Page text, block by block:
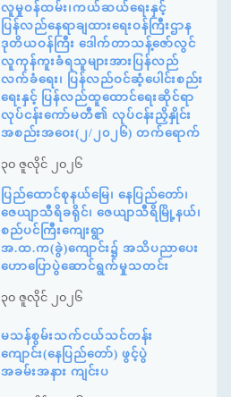
လူမှုဝန်ထမ်း၊ကယ်ဆယ်ရေးနှင့်
ပြန်လည်နေရာချထားရေးဝန်ကြီးဌာန
ဒုတိယဝန်ကြီး ဒေါက်တာသန့်ဇော်လွင်
လူကုန်ကူးခံရသူများအားပြန်လည်
လက်ခံရေး၊ ပြန်လည်ဝင်ဆံ့ပေါင်းစည်း
ရေးနှင့် ပြန်လည်ထူထောင်ရေးဆိုင်ရာ
လုပ်ငန်းကော်မတီ၏ လုပ်ငန်းညှိနှိုင်း
အစည်းအဝေး(၂/၂၀၂၆) တက်ရောက်
၃၀ ဇူလိုင် ၂၀၂၆
ပြည်ထောင်စုနယ်မြေ၊ နေပြည်တော်၊
ဇေယျာသီရိခရိုင်၊ ဇေယျာသီရိမြို့နယ်၊
စည်ပင်ကြီးကျေးရွာ
အ.ထ.က(ခွဲ)ကျောင်း၌ အသိပညာပေး
ဟောပြောပွဲဆောင်ရွက်မှုသတင်း
၃၀ ဇူလိုင် ၂၀၂၆
မသန်စွမ်းသက်ငယ်သင်တန်း
ကျောင်း(နေပြည်တော်) ဖွင့်ပွဲ
အခမ်းအနား ကျင်းပ